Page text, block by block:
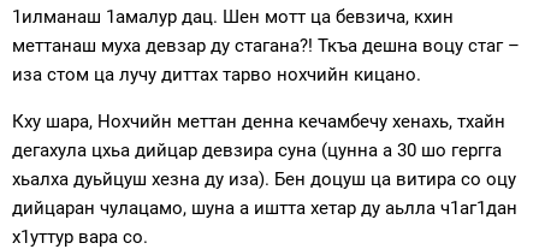
1илманаш 1амалур дац. Шен мотт ца бевзича, кхин
меттанаш муха девзар ду стагана?! Ткъа дешна воцу стаг –
иза стом ца лучу диттах тарво нохчийн кицано.
Кху шара, Нохчийн меттан денна кечамбечу хенахь, тхайн
дегахула цхьа дийцар девзира суна (цунна а 30 шо гергга
хьалха дуьйцуш хезна ду иза). Бен доцуш ца витира со оцу
дийцаран чулацамо, шуна а иштта хетар ду аьлла ч1аг1дан
х1уттур вара со.